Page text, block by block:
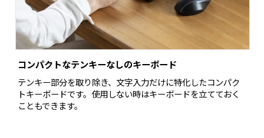
コンパクトなテンキーなしのキーボード
テンキー部分を取り除き、文字入力だけに特化したコンパク
トキーボードです。使用しない時はキーボードを立てておく
こともできます。